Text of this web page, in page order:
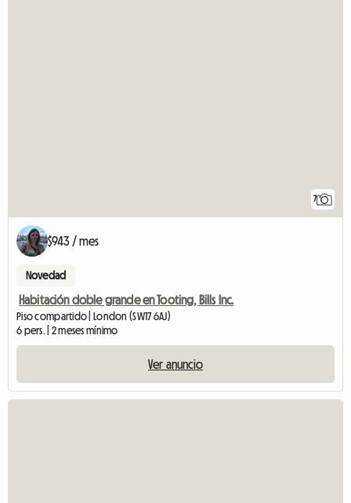
7
$943 / mes
Novedad
Habitación doble grande en Tooting, Bills Inc.
Piso compartido | London (SW17 6AJ)
6 pers. | 2 meses mínimo
Ver anuncio